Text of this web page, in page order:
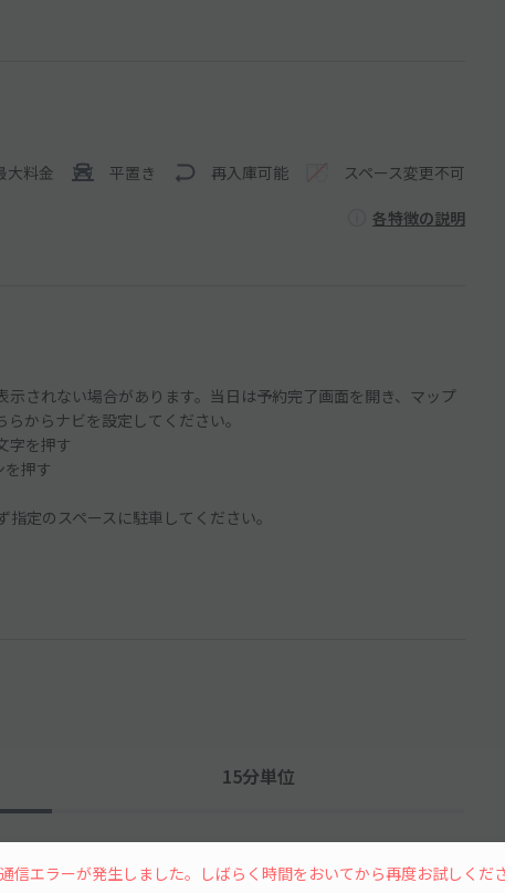
大料金 平置き 再入庫可能 スペース変更不可
各特徴の説明
されない場合があります。当日は予約完了画面を開き、マップ
からナビを設定してください。
字を押す
押す
定のスペースに駐車してください。
15分単位
通信エラーが発生しました。しばらく時間をおいてから再度お試しくだ